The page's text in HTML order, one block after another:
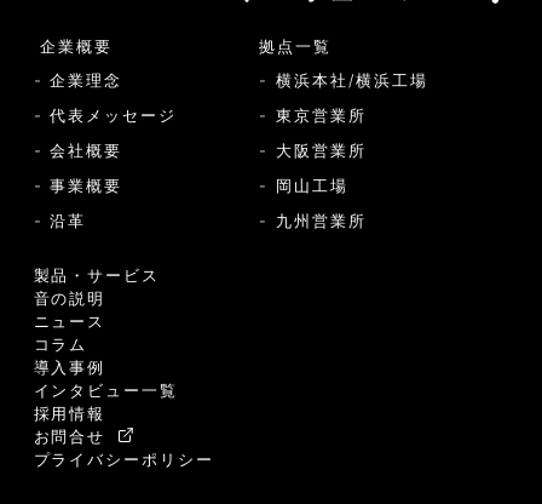
企業概要
- 企業理念
- 代表メッセージ
- 会社概要
- 事業概要
- 沿革
製品・サービス
音の説明
ニュース
コラム
導入事例
インタビュー一覧
採用情報
お問合せ
プライバシーポリシー
拠点一覧
- 横浜本社/横浜工場
- 東京営業所
- 大阪営業所
- 岡山工場
- 九州営業所